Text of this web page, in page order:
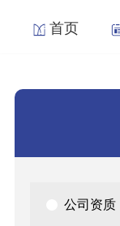
首页
公司资质